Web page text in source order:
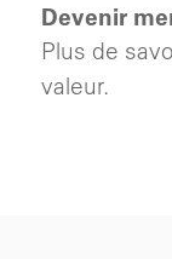
Devenir
Plus de
valeur.